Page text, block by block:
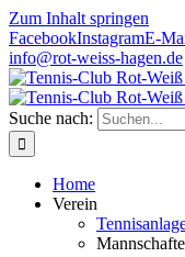
Zum Inhalt springen
FacebookInstagramE-
info@rot-weiss-hagen.de
Suche nach:
Home
Verein